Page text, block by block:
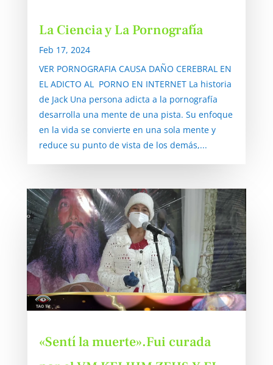
La Ciencia y La Pornografía
Feb 17, 2024
VER PORNOGRAFIA CAUSA DAÑO CEREBRAL EN
EL ADICTO AL PORNO EN INTERNET La historia
de Jack Una persona adicta a la pornografía
desarrolla una mente de una pista. Su enfoque
en la vida se convierte en una sola mente y
reduce su punto de vista de los demás,...
«Sentí la muerte».Fui curada